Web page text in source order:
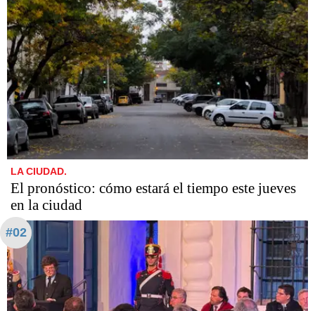
LA CIUDAD.
El pronóstico: cómo estará el tiempo este jueves
en la ciudad
#02